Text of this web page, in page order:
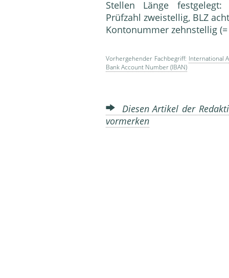
Stellen Länge festgelegt:
Prüfzahl zweistellig, BLZ
Kontonummer zehnstellig
Vorhergehender Fachbegriff: International
Bank Account Number (IBAN)
Diesen Artikel der
vormerken